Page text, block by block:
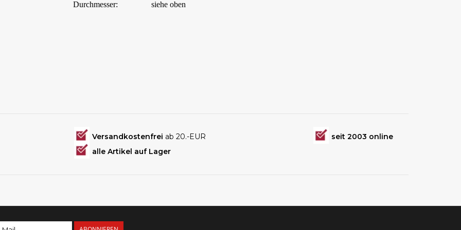
Durchmesser: siehe oben
Versandkostenfrei ab 20.-EUR
seit 2003 online
alle Artikel auf Lager